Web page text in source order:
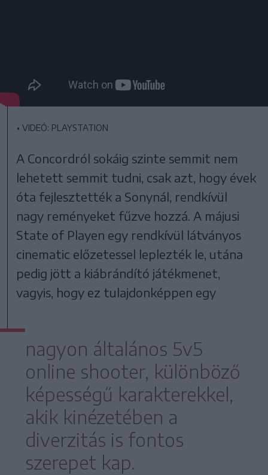
• VIDEÓ: PLAYSTATION
A Concordról sokáig szinte semmit nem
lehetett semmit tudni, csak azt, hogy évek
óta fejlesztették a Sonynál, rendkívül
nagy reményeket fűzve hozzá. A májusi
State of Playen egy rendkívül látványos
cinematic előzetessel leplezték le, utána
pedig jött a kiábrándító játékmenet,
vagyis, hogy ez tulajdonképpen egy
nagyon általános 5v5
online shooter, különböző
képességű karakterekkel,
akik kinézetében a
diverzitás is fontos
szerepet kap.